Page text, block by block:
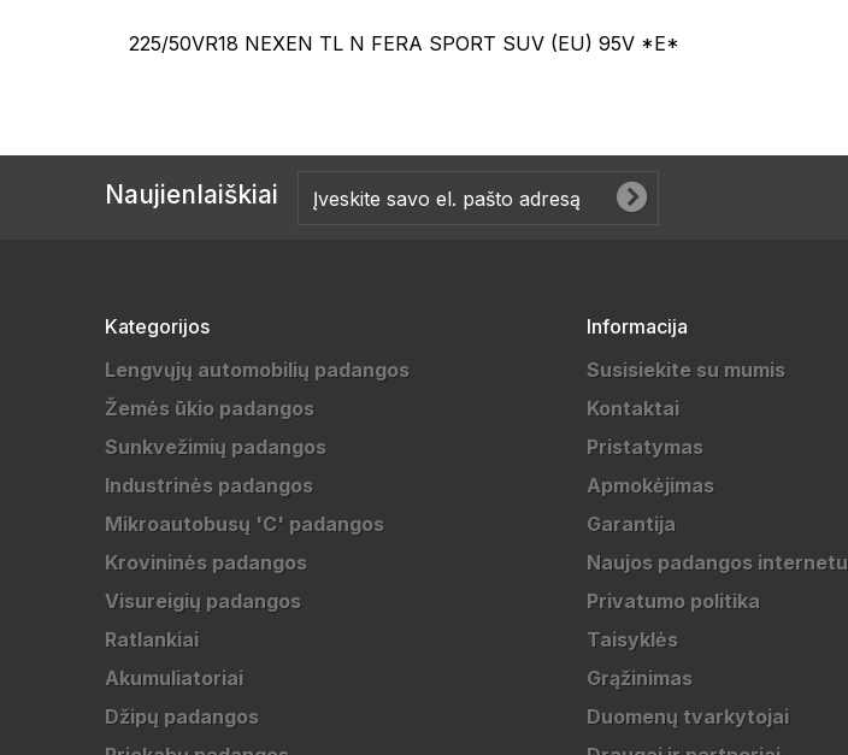
225/50VR18 NEXEN TL N FERA SPORT SUV (EU) 95V *E*
Naujienlaiškiai
Kategorijos
Lengvųjų automobilių padangos
Žemės ūkio padangos
Sunkvežimių padangos
Industrinės padangos
Mikroautobusų 'C' padangos
Krovininės padangos
Visureigių padangos
Ratlankiai
Akumuliatoriai
Džipų padangos
Informacija
Susisiekite su mumis
Kontaktai
Pristatymas
Apmokėjimas
Garantija
Naujos padangos internetu
Privatumo politika
Taisyklės
Grąžinimas
Duomenų tvarkytojai